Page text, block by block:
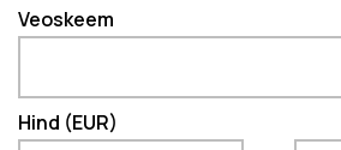
Veoskeem
Hind (EUR)